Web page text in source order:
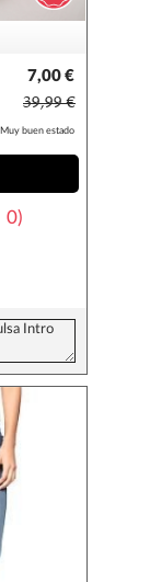
7,00 €
39,99 €
Muy buen estado
0)